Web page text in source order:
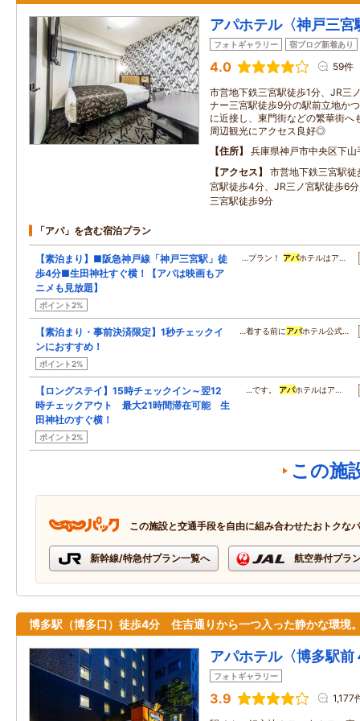
アパホテル〈神戸三宮
フォトギャラリー 宿ブログ新着あり
4.0 59件
市営地下鉄三宮駅徒歩1分、JR三
ナー三宮駅徒歩9分の駅前立地か
に近接し、東門街などの繁華街へ
周辺観光にアクセス良好◎
住所
兵庫県神戸市中央区下
アクセス
市営地下鉄三宮駅
宮駅徒歩4分、JR三ノ宮駅徒歩6
三宮駅徒歩9分
「アパ」を含む宿泊プラン
【素泊まり】■阪急神戸線「神戸三宮駅」徒
歩4分■生田神社すぐ横！【アパは映画もア
ニメも見放題】
ポイント2%
…プラン！ アパホテルはア…
【素泊まり・事前決済限定】1秒チェックイ
ンにおすすめ！
ポイント2%
…着する前にアパホテル公式…
【ロングステイ】15時チェックイン～翌12
時チェックアウト 最大21時間滞在可能 生
田神社のすぐ横！
ポイント2%
…です。 アパホテルはア…
この施
この施設と交通手段を自由に組み合わせたおトクな
新幹線/特急付プラン一覧へ 航空券付プラ
博多駅（博多口）徒歩4分 住吉通りから一つ入った静かな環境
アパホテル〈博多駅前
フォトギャラリー
3.9 1,177